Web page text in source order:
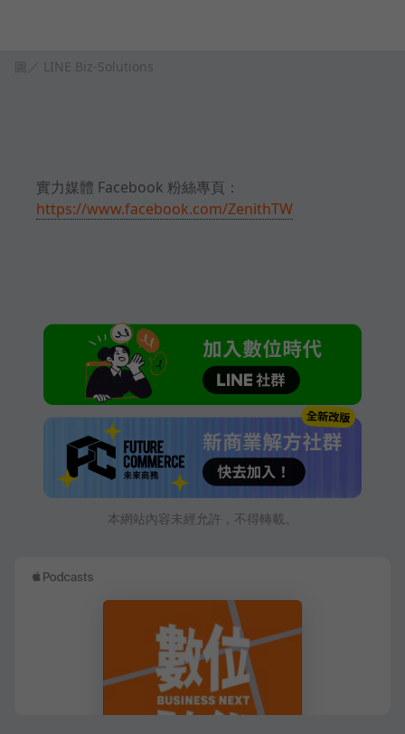
圖／ LINE Biz-Solutions
實力媒體 Facebook 粉絲專頁：
https://www.facebook.com/ZenithTW
本網站內容未經允許，不得轉載。